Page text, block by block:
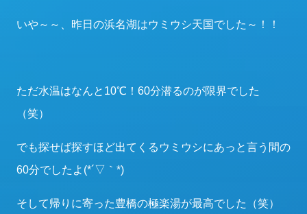
いや～～、昨日の浜名湖はウミウシ天国でした～！！
ただ水温はなんと10℃！60分潜るのが限界でした
（笑）
でも探せば探すほど出てくるウミウシにあっと言う間の
60分でしたよ(*´▽｀*)
そして帰りに寄った豊橋の極楽湯が最高でした（笑）